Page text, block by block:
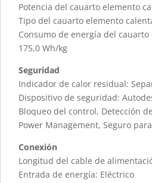
Potencia del cauarto elemento
Tipo del cauarto elemento
Consumo de energía del
175,0 Wh/kg
Seguridad
Indicador de calor residual:
Dispositivo de seguridad:
Bloqueo del control, Detección
Power Management, Seguro
Conexión
Longitud del cable de
Entrada de energía: Eléctrico